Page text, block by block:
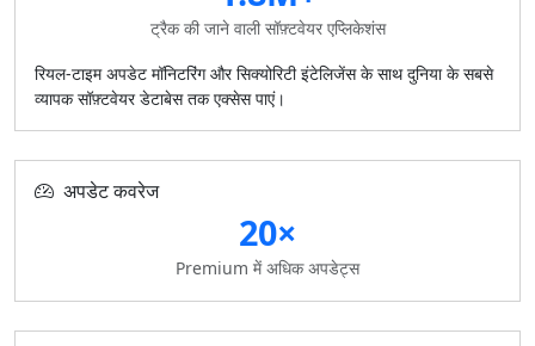
ट्रैक की जाने वाली सॉफ़्टवेयर एप्लिकेशंस
रियल-टाइम अपडेट मॉनिटरिंग और सिक्योरिटी इंटेलिजेंस के साथ दुनिया के सबसे
व्यापक सॉफ़्टवेयर डेटाबेस तक एक्सेस पाएं।
अपडेट कवरेज
20×
Premium में अधिक अपडेट्स